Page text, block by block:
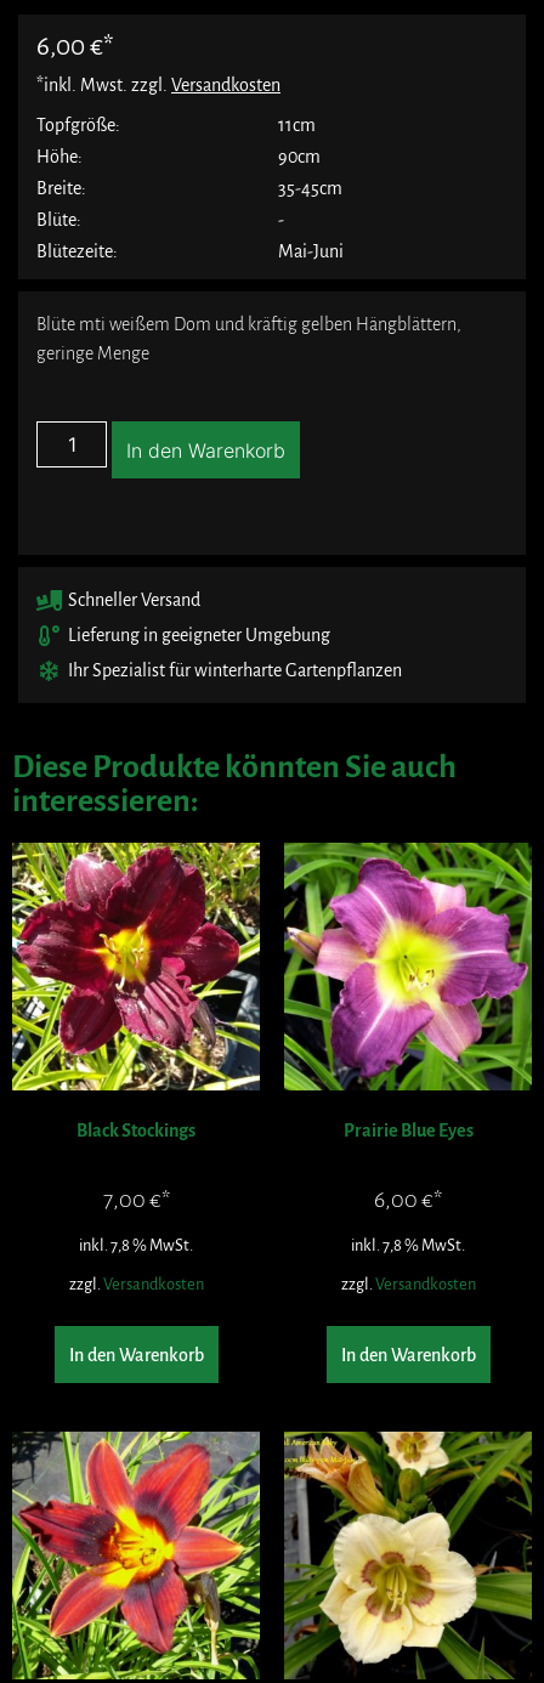
6,00 €
*inkl. Mwst. zzgl. Versandkosten
Topfgröße:
11cm
Höhe:
90cm
Breite:
35-45cm
Blüte:
-
Blütezeite:
Mai-Juni
Blüte mti weißem Dom und kräftig gelben Hängblättern,
geringe Menge
In den Warenkorb
Schneller Versand
Lieferung in geeigneter Umgebung
Ihr Spezialist für winterharte Gartenpflanzen
Diese Produkte könnten Sie auch
interessieren:
Black Stockings
7,00 €
inkl. 7,8 % MwSt.
zzgl. Versandkosten
In den Warenkorb
Prairie Blue Eyes
6,00 €
inkl. 7,8 % MwSt.
zzgl. Versandkosten
In den Warenkorb